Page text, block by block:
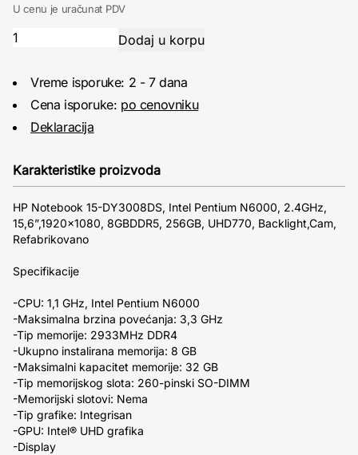
U cenu je uračunat PDV
Vreme isporuke: 2 - 7 dana
Cena isporuke: po cenovniku
Deklaracija
Karakteristike proizvoda
HP Notebook 15-DY3008DS, Intel Pentium N6000, 2.4GHz,
15,6”,1920×1080, 8GBDDR5, 256GB, UHD770, Backlight,Cam,
Refabrikovano
Specifikacije
-CPU: 1,1 GHz, Intel Pentium N6000
-Maksimalna brzina povećanja: 3,3 GHz
-Tip memorije: 2933MHz DDR4
-Ukupno instalirana memorija: 8 GB
-Maksimalni kapacitet memorije: 32 GB
-Tip memorijskog slota: 260-pinski SO-DIMM
-Memorijski slotovi: Nema
-Tip grafike: Integrisan
-GPU: Intel® UHD grafika
-Display